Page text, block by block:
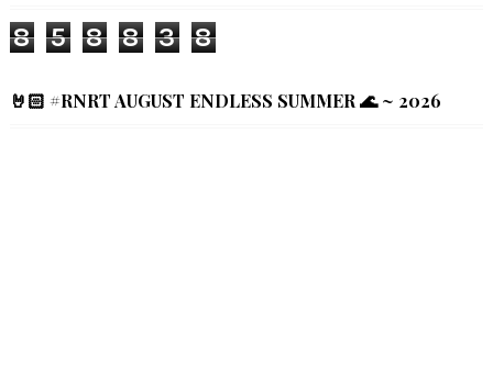
8 5 8 8 3 8
🤘🏻 #RNRT AUGUST ENDLESS SUMMER 🌊 ~ 2026